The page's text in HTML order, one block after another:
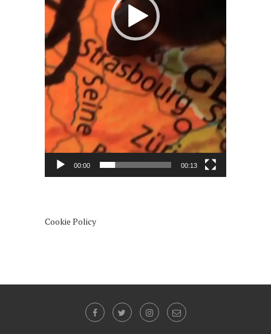
00:00 00:13
Cookie Policy